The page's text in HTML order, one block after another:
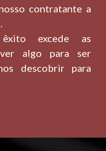
contratante a
excede as
algo para ser
descobrir para